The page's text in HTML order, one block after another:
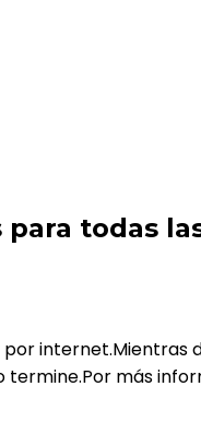
todas
internet.Mientras
más